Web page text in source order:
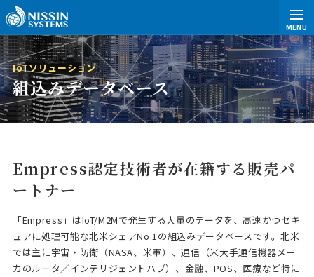
MENU
IoTソリューション
組込みデータベース
Empress認定技術者が在籍する販売パ
ートナー
「Empress」はIoT/M2Mで発生する大量のデータを、高速かつセキ
ュアに処理可能な北米シェアNo.1の組込みデータベースです。北米
では主に宇宙・防衛（NASA、米軍）、通信（米大手通信機器メー
カのルータ／インテリジェントハブ）、金融、POS、医療など特に